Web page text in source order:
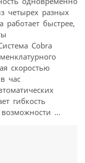
четырех разных
работает быстрее,
Cobra
скоростью
час
гибкость
...